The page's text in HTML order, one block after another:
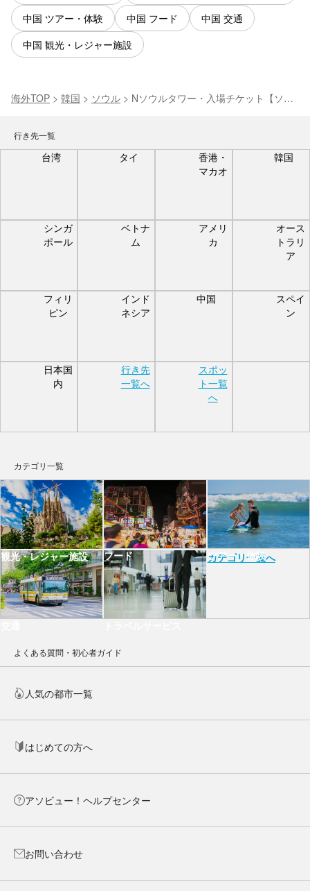
中国 ツアー・体験
中国 フード
中国 交通
中国 観光・レジャー施設
海外TOP > 韓国 > ソウル > Nソウルタワー・入場チケット【ソウ
行き先一覧
台湾 タイ
香港・
マカオ
韓国
シンガ
ポール
ベトナ
ム
アメリ
カ
オース
トラリ
ア
フィリ
ピン
インド
ネシア
中国
スペイ
ン
日本国
内
行き先
一覧へ
スポッ
ト一覧
へ
カテゴリ一覧
観光・レジャー施設 フード ツアー・体験
カテゴリ一覧へ
よくある質問・初心者ガイド
人気の都市一覧
はじめての方へ
アソビュー！ヘルプセンター
お問い合わせ